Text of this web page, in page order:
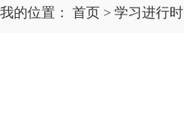
我的位置： 首页 > 学习进行时